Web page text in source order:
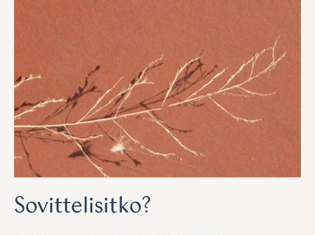
Sovittelisitko?